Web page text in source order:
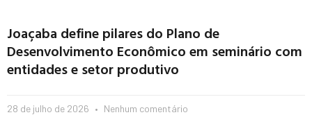
Joaçaba define pilares do Plano de
Desenvolvimento Econômico em seminário com
entidades e setor produtivo
28 de julho de 2026 Nenhum comentário